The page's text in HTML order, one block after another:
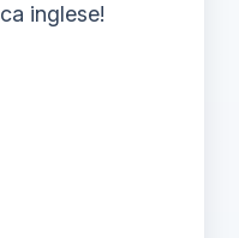
inglese!